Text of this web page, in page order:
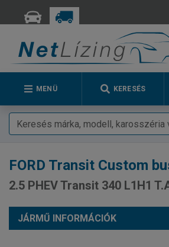
MENÜ KERESÉS
FORD Transit Custom
2.5 PHEV Transit 340 L1H1
JÁRMŰ INFORMÁCIÓK